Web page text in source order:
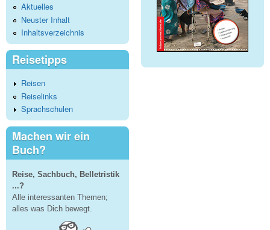
Aktuelles
Neuster Inhalt
Inhaltsverzeichnis
Reisetipps
Reisen
Reiselinks
Sprachschulen
Machen wir ein
Buch?
Reise, Sachbuch, Belletristik
...?
Alle interessanten Themen;
alles was Dich bewegt.